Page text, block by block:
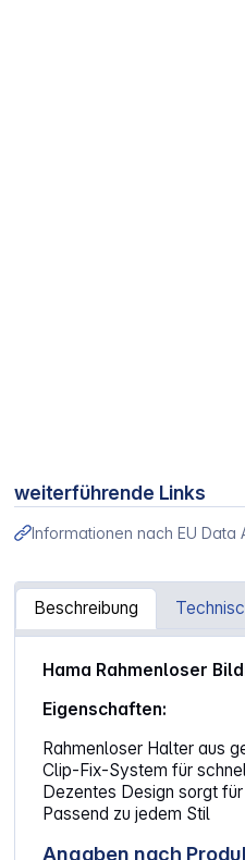
weiterführende Links
Informationen nach EU Data
Beschreibung
Artikelinformationen
Hama Rahmenloser
Eigenschaften:
Rahmenloser Halter aus
Clip-Fix-System für
Dezentes Design sorgt
Passend zu jedem Stil
Angaben nach